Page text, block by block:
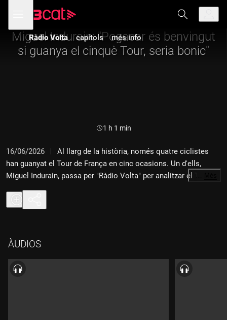
navegació
principal
menú
de
Ràdio Volta capítols més info
Miguel Indurain: "Pogacar és benvingut
si guanya el cinquè Tour, seria bonic"
Durada:
1 h 1 min
16/06/2026
Al llarg de la història, només quatre ciclistes
han guanyat el Tour de França en cinc ocasions. Un d'ells,
Miguel Indurain, passa per "Ràdio Volta" per analitzar el Tour
2026 en què Tadej Pogacar buscarà, justament, afegir-se a
aquest selecte club. A més, entrevista a Aleix Clotet, que
s'estrena al Tour com a cuiner del Caja Rural, i amb Joan
Del Toro i de la victòria de Paula Blasi al Tour dels Pirineus.
…
ÀUDIOS